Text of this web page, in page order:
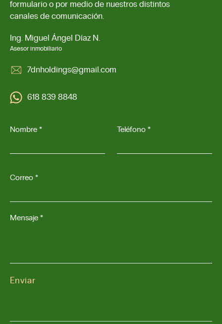
formulario o por medio de nuestros distintos
canales de comunicación.
Ing. Miguel Ángel Díaz N.
Asesor inmobiliario
7dnholdings@gmail.com
618 839 8848
Nombre * Teléfono *
Correo *
Mensaje *